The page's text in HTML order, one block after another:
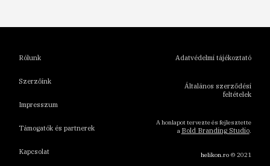
Rólunk
Szerzőink
Impresszum
Támogatók és partnerek
Kapcsolat
Adatvédelmi tájékoztató
Általános szerződési
feltételek
A honlapot tervezte és fejlesztette
a Bold Branding Studio.
helikon.ro© 2021